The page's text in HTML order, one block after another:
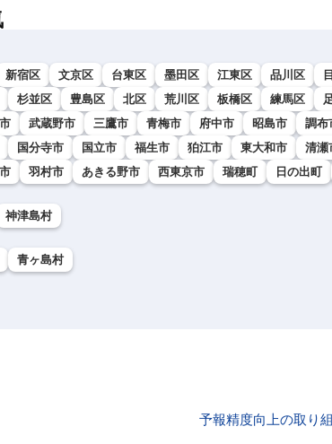
新宿区 文京区 台東区 墨田区 江東区 品川区
杉並区 豊島区 北区 荒川区 板橋区 練馬区
武蔵野市 三鷹市 青梅市 府中市 昭島市 調布
国分寺市 国立市 福生市 狛江市 東大和市 清瀬
羽村市 あきる野市 西東京市 瑞穂町 日の出町
神津島村
青ヶ島村
予報精度向上の取り